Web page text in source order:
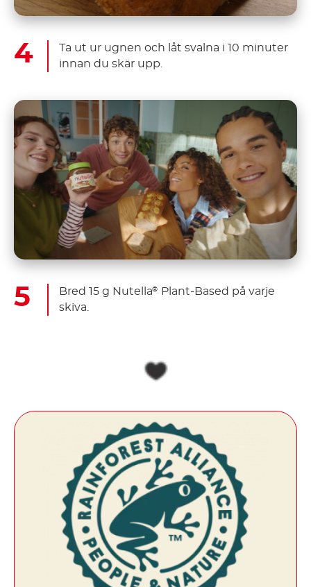
Ta ut ur ugnen och låt svalna i 10 minuter
innan du skär upp.
Bred 15 g Nutella®
Plant-Based på varje
skiva.